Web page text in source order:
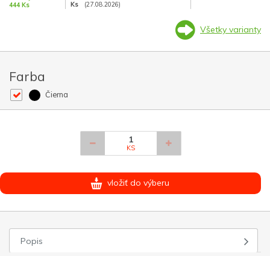
444 Ks
Ks
(27.08.2026)
Všetky varianty
Farba
Čierna
KS
vložiť do výberu
Popis